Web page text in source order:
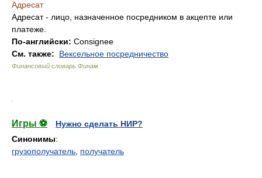
Адресат
Адресат - лицо, назначенное посредником в акцепте или
платеже.
По-английски: Consignee
См. также:
Вексельное посредничество
Финансовый словарь Финам
Игры ⚽
Нужно сделать НИР?
Синонимы:
грузополучатель получатель